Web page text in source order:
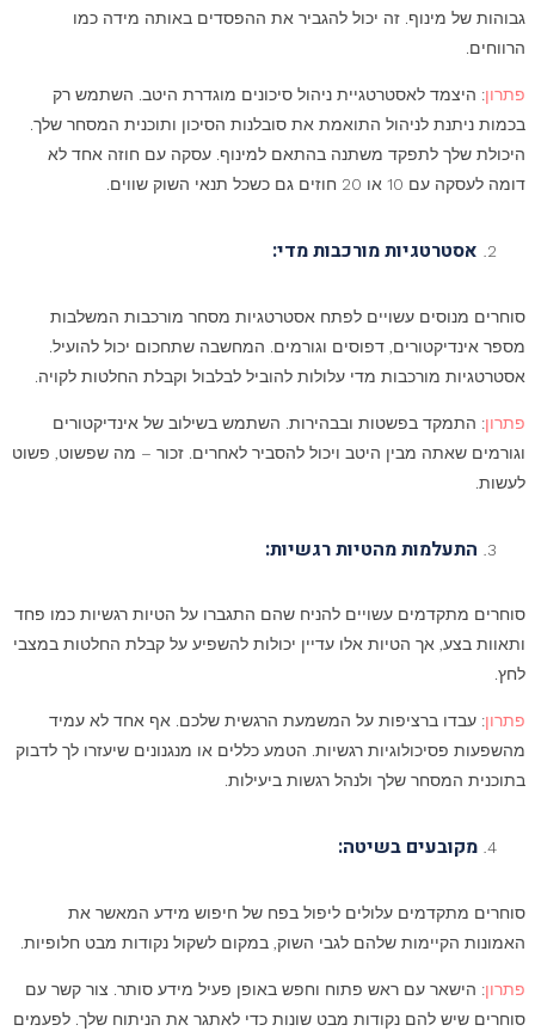
גבוהות של מינוף. זה יכול להגביר את ההפסדים באותה מידה כמו
הרווחים.
פתרון: היצמד לאסטרטגיית ניהול סיכונים מוגדרת היטב. השתמש רק
בכמות ניתנת לניהול התואמת את סובלנות הסיכון ותוכנית המסחר שלך.
היכולת שלך לתפקד משתנה בהתאם למינוף. עסקה עם חוזה אחד לא
דומה לעסקה עם 10 או 20 חוזים גם כשכל תנאי השוק שווים.
אסטרטגיות מורכבות מדי:
סוחרים מנוסים עשויים לפתח אסטרטגיות מסחר מורכבות המשלבות
מספר אינדיקטורים, דפוסים וגורמים. המחשבה שתחכום יכול להועיל.
אסטרטגיות מורכבות מדי עלולות להוביל לבלבול וקבלת החלטות לקויה.
פתרון: התמקד בפשטות ובבהירות. השתמש בשילוב של אינדיקטורים
וגורמים שאתה מבין היטב ויכול להסביר לאחרים. זכור – מה שפשוט, פשוט
לעשות.
התעלמות מהטיות רגשיות:
סוחרים מתקדמים עשויים להניח שהם התגברו על הטיות רגשיות כמו פחד
ותאוות בצע, אך הטיות אלו עדיין יכולות להשפיע על קבלת החלטות במצבי
לחץ.
פתרון: עבדו ברציפות על המשמעת הרגשית שלכם. אף אחד לא עמיד
מהשפעות פסיכולוגיות רגשיות. הטמע כללים או מנגנונים שיעזרו לך לדבוק
בתוכנית המסחר שלך ולנהל רגשות ביעילות.
מקובעים בשיטה:
סוחרים מתקדמים עלולים ליפול בפח של חיפוש מידע המאשר את
האמונות הקיימות שלהם לגבי השוק, במקום לשקול נקודות מבט חלופיות.
פתרון: הישאר עם ראש פתוח וחפש באופן פעיל מידע סותר. צור קשר עם
סוחרים שיש להם נקודות מבט שונות כדי לאתגר את הניתוח שלך. לפעמים